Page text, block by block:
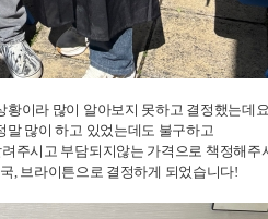
황이라 많이 알아보지 못하고 결정했는데
말 많이 하고 있었는데도 불구하고
주시고 부담되지않는 가격으로 책정해주
, 브라이튼으로 결정하게 되었습니다!